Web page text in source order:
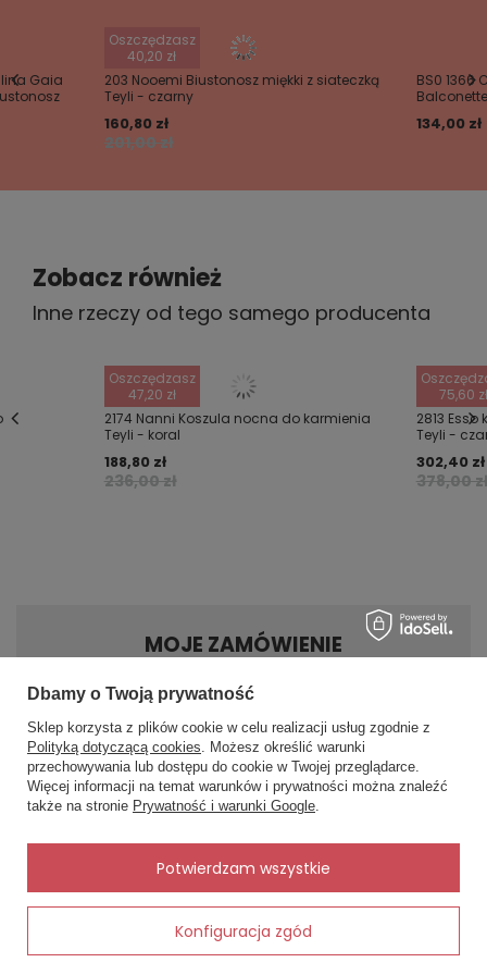
Dodaj do koszyka
kobiece niedoskonałości, kryje kobiecy brzuszek i jest
bardzo komfortowa w użytkowaniu.
Z tyłu pleców jest przeszyta przez środek i dzięki
takiemu przeszyciu wysmukla sylwetkę.
Twój email
Gaia
Oszczędzasz
40,20 zł
203 Nooemi Biustonosz miękki z siateczką
Teyli - czarny
201,00 zł
160,80 zł
BS0 1366
134,00 zł
Zobacz również
Inne rzeczy od tego samego producenta
Oszczędzasz
47,20 zł
2174 Nanni Koszula nocna do karmienia
Teyli - koral
236,00 zł
188,80 zł
75,60
2813
Teyli -
378,00
302,40 zł
MOJE ZAMÓWIENIE
Status zamówienia
Śledzenie przesyłki
Chcę zareklamować produkt
Chcę zwrócić produkt
MOJE KONTO
×
✨ Asystent zakupowy
Napisz czego szukasz — pokażę
gotowe propozycje.
Dbamy o Twoją prywatność
Sklep korzysta z plików cookie w celu realizacji usług zgodnie z
Polityką dotyczącą cookies. Możesz określić warunki
przechowywania lub dostępu do cookie w Twojej przeglądarce.
Więcej informacji na temat warunków i prywatności można znaleźć
także na stronie Prywatność i warunki Google.
Konfiguracja zgód
Potwierdzam wszystkie